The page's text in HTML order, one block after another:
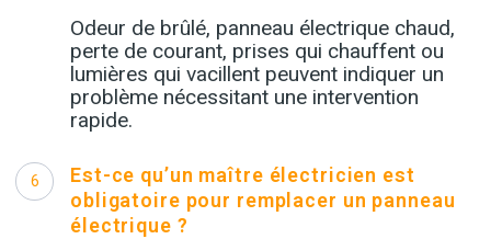
Odeur de brûlé, panneau électrique chaud,
perte de courant, prises qui chauffent ou
lumières qui vacillent peuvent indiquer un
problème nécessitant une intervention
rapide.
6
Est-ce qu’un maître électricien est
obligatoire pour remplacer un panneau
électrique ?